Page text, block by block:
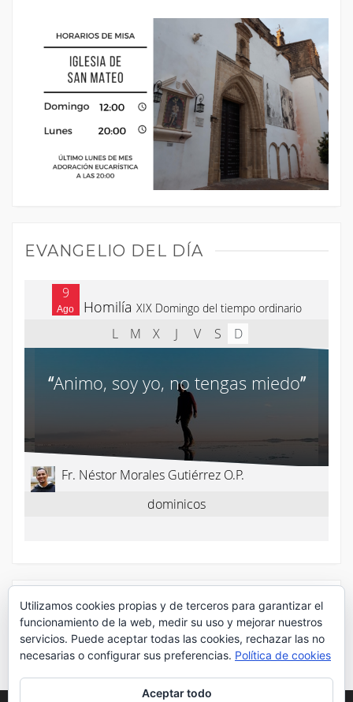
EVANGELIO DEL DÍA
¡Síguenos en Twitter!
Mis tuits
Utilizamos cookies propias y de terceros para garantizar el
funcionamiento de la web, medir su uso y mejorar nuestros
servicios. Puede aceptar todas las cookies, rechazar las no
necesarias o configurar sus preferencias. Política de cookies
Aceptar todo